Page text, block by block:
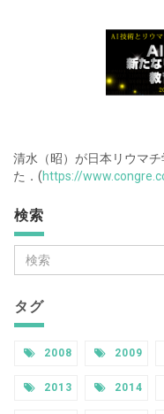
清水（昭）が日本リウマ
た．(https://
検索
タグ
2008 2009
2013 2014